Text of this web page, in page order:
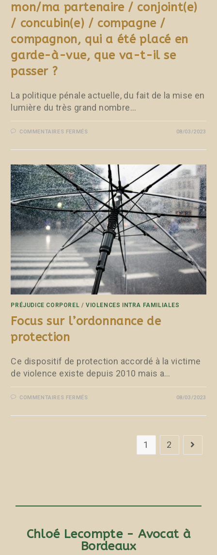
mon/ma partenaire / conjoint(e)
/ concubin(e) / compagne /
compagnon, qui a été placé en
garde-à-vue, que va-t-il se
passer ?
La politique pénale actuelle, du fait de la mise en
lumière du très grand nombre…
COMMENTAIRES FERMÉS 08/03/2023
PRÉJUDICE CORPOREL /VIOLENCES INTRA FAMILIALES
Focus sur l’ordonnance de
protection
Ce dispositif de protection accordé à la victime
de violence existe depuis 2010 mais a…
COMMENTAIRES FERMÉS 08/03/2023
1 2
Chloé Lecompte - Avocat à
Bordeaux